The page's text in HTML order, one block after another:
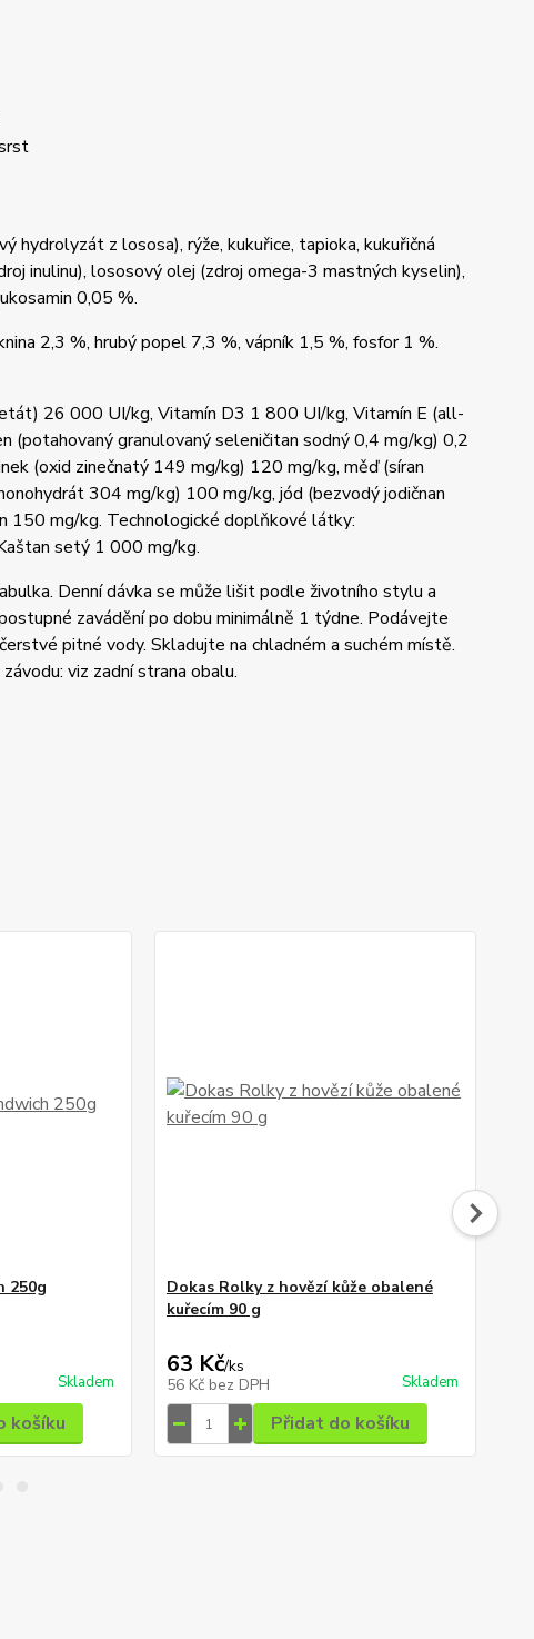
z lososa), rýže, kukuřice, tapioka, kukuřičná
inulinu), lososový olej (zdroj omega-3 mastných kyselin),
0,05 %.
2,3 %, hrubý popel 7,3 %, vápník 1,5 %, fosfor 1 %.
26 000 UI/kg, Vitamín D3 1 800 UI/kg, Vitamín E (all-
granulovaný seleničitan sodný 0,4 mg/kg) 0,2
(oxid zinečnatý 149 mg/kg) 120 mg/kg, měď (síran
304 mg/kg) 100 mg/kg, jód (bezvodý jodičnan
150 mg/kg. Technologické doplňkové látky:
setý 1 000 mg/kg.
Denní dávka se může lišit podle životního stylu a
zavádění po dobu minimálně 1 týdne. Podávejte
pitné vody. Skladujte na chladném a suchém místě.
viz zadní strana obalu.
250g
Skladem
košíku
Dokas Rolky z hovězí kůže obalené
kuřecím 90 g
63 Kč/ks
56 Kč bez DPH Skladem
Přidat do košíku